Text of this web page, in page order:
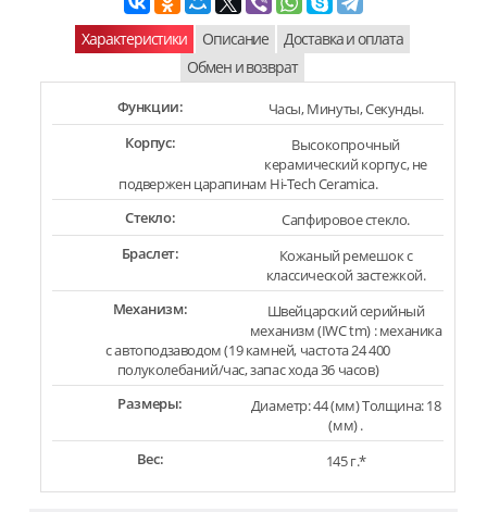
Характеристики Описание
Доставка и оплата
Обмен и возврат
Функции:
Часы, Минуты, Секунды.
Корпус:
Высокопрочный
керамический корпус, не
подвержен царапинам Hi-Tech Ceramica.
Стекло:
Сапфировое стекло.
Браслет:
Кожаный ремешок с
классической застежкой.
Механизм:
Швейцарский серийный
механизм (IWC tm) : механика
с автоподзаводом (19 камней, частота 24 400
полуколебаний/час, запас хода 36 часов)
Размеры:
Диаметр: 44 (мм) Толщина: 18
(мм) .
Вес:
145 г.*